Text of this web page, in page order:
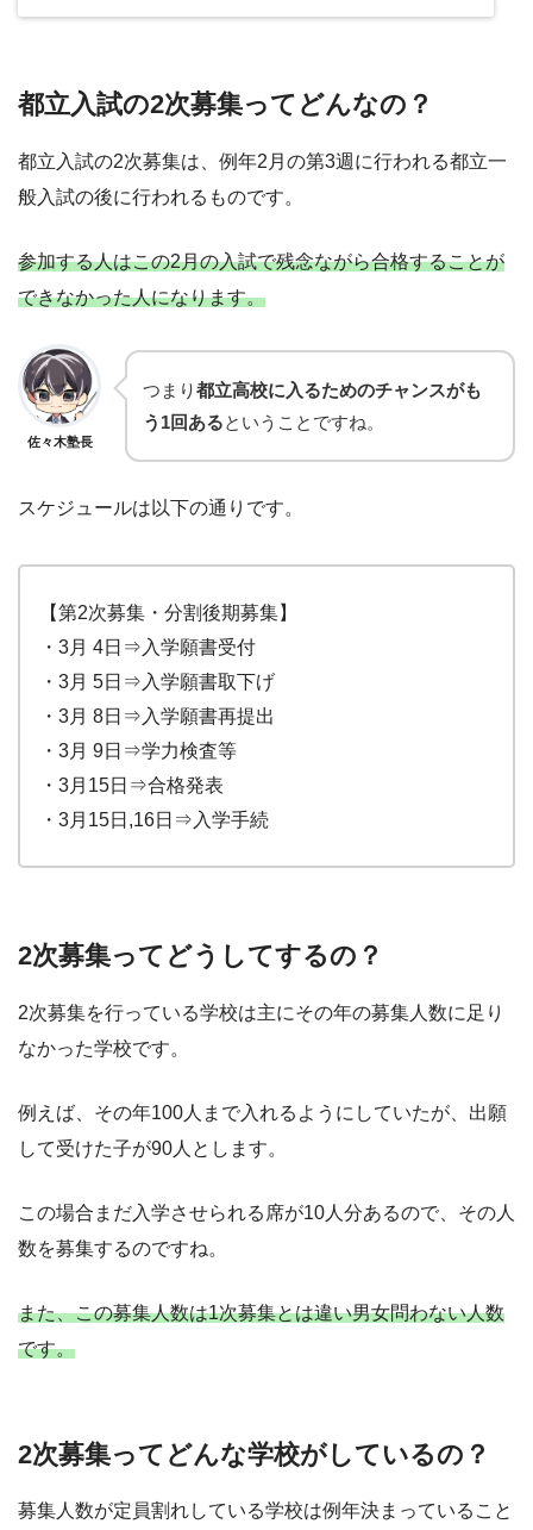
都立入試の2次募集ってどんなの？
都立入試の2次募集は、例年2月の第3週に行われる都立一
般入試の後に行われるものです。
参加する人はこの2月の入試で残念ながら合格することが
できなかった人になります。
佐々木塾長
つまり都立高校に入るためのチャンスがも
う1回あるということですね。
スケジュールは以下の通りです。
【第2次募集・分割後期募集】
・3月 4日⇒入学願書受付
・3月 5日⇒入学願書取下げ
・3月 8日⇒入学願書再提出
・3月 9日⇒学力検査等
・3月15日⇒合格発表
・3月15日,16日⇒入学手続
2次募集ってどうしてするの？
2次募集を行っている学校は主にその年の募集人数に足り
なかった学校です。
例えば、その年100人まで入れるようにしていたが、出願
して受けた子が90人とします。
この場合まだ入学させられる席が10人分あるので、その人
数を募集するのですね。
また、この募集人数は1次募集とは違い男女問わない人数
です。
2次募集ってどんな学校がしているの？
募集人数が定員割れしている学校は例年決まっていること